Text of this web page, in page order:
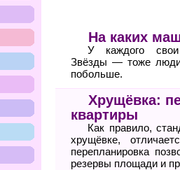
На каких
У каждого
Звёзды — тоже
побольше.
Хрущёвка:
квартиры
Как правило,
хрущёвке,
перепланировка
резервы площади и